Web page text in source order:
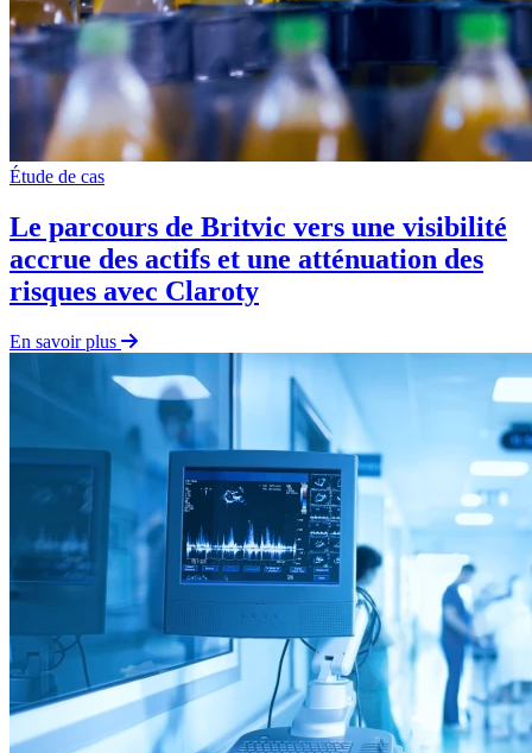
Étude de cas
Le parcours de Britvic vers une visibilité
accrue des actifs et une atténuation des
risques avec Claroty
En savoir plus